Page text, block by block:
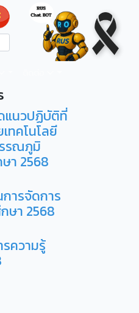
แนวปฏิบัติที่
ทคโนโลยี
รณภูมิ
า 2568
ารจัดการ
ษา 2568
ความรู้